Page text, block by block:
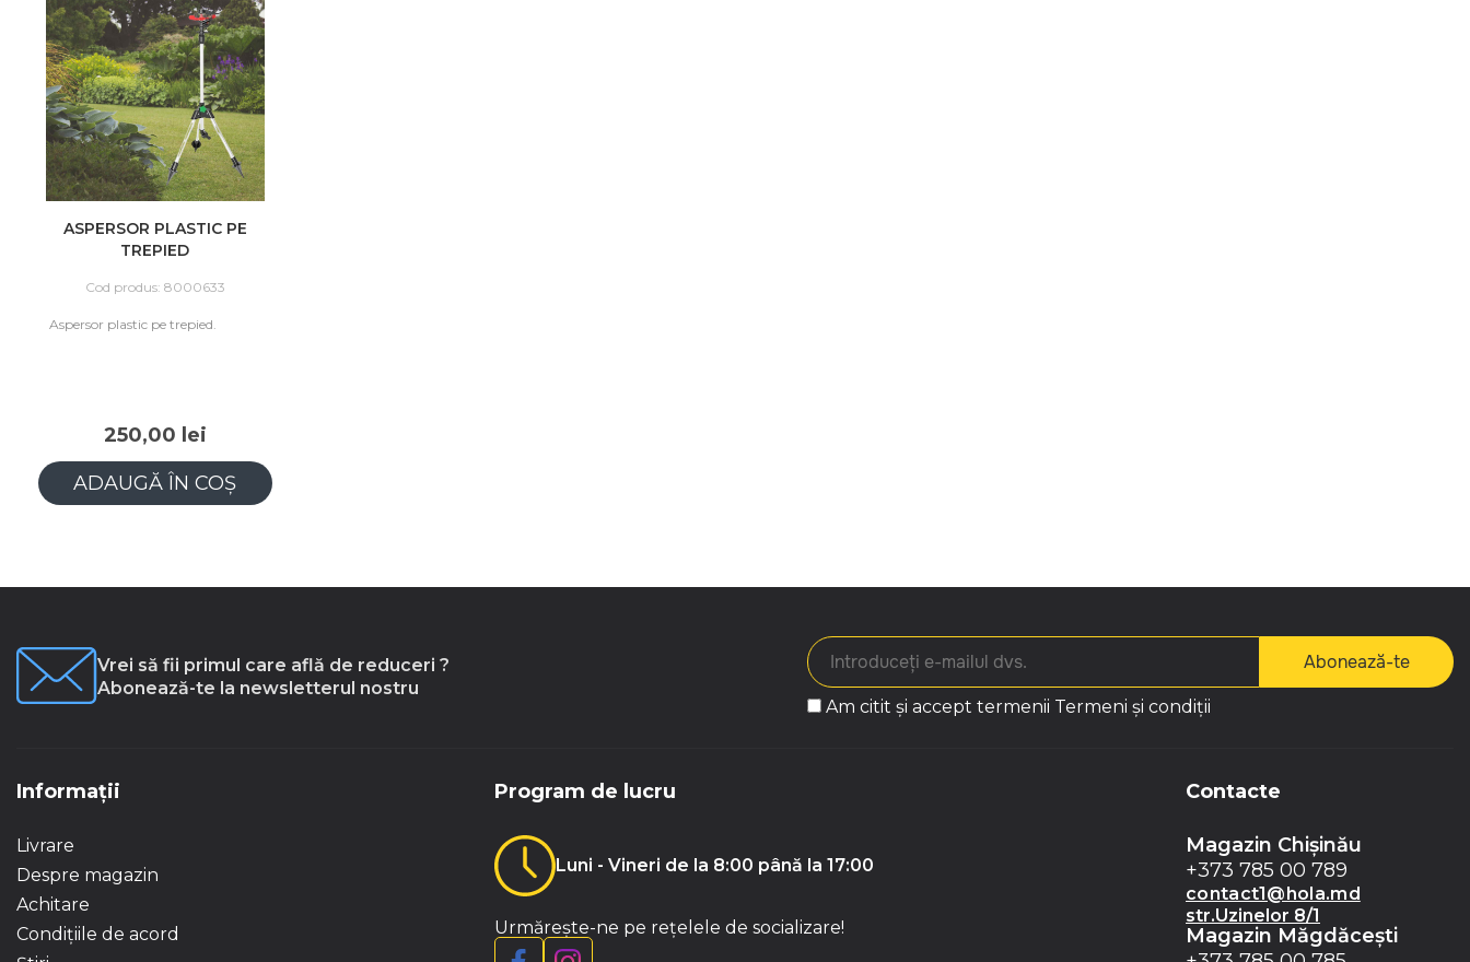
ASPERSOR PLASTIC PE
TREPIED
Cod produs: 8000633
Aspersor plastic pe trepied.
250,00 lei
ADAUGĂ ÎN COȘ
Vrei să fii primul care află de reduceri ?
Abonează-te la newsletterul nostru
Abonează-te
Am citit și accept termenii Termeni și condiții
Informații
Livrare
Despre magazin
Achitare
Condițiile de acord
Program de lucru
Luni - Vineri de la 8:00 până la 17:00
Urmărește-ne pe rețelele de socializare!
Contacte
Magazin Chișinău
+373 785 00 789
contact1@hola.md
str.Uzinelor 8/1
Magazin Măgdăceşti